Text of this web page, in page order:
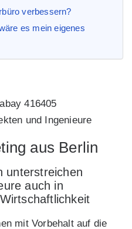
verbessern?
es mein eigenes
und Ingenieure
aus Berlin
unterstreichen
auch in
mit Vorbehalt auf die